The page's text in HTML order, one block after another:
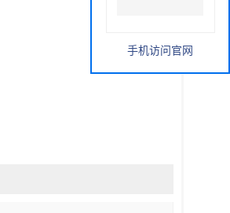
手机访问官网